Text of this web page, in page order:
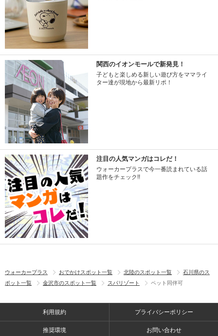
関西のイオンモールで新発見！
子どもと楽しめる新しい遊び方をママライ
ター達が現地から最新リポ！
注目の人気マンガはコレだ！
ウォーカープラスで今一番読まれている話
題作をチェック!!
ウォーカープラス おでかけスポット一覧 北陸のスポット一覧
石川県のス
ポット一覧
金沢市のスポット一覧 スパリゾート ペット同伴可
利用規約 プライバシーポリシー
推奨環境 お問い合わせ